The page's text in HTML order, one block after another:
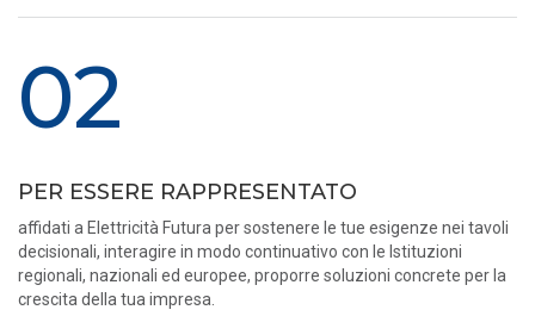
02
PER ESSERE RAPPRESENTATO
affidati a Elettricità Futura per sostenere le tue esigenze nei tavoli
decisionali, interagire in modo continuativo con le Istituzioni
regionali, nazionali ed europee, proporre soluzioni concrete per la
crescita della tua impresa.